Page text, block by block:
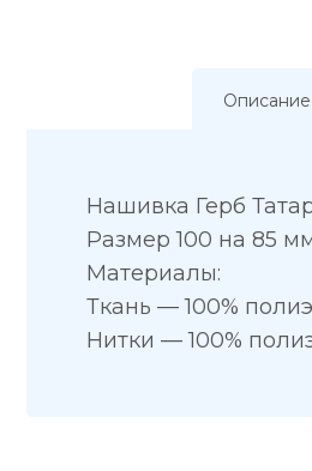
Описание
Нашивка Герб
Размер 100 на 85
Материалы:
Ткань — 100%
Нитки — 100%